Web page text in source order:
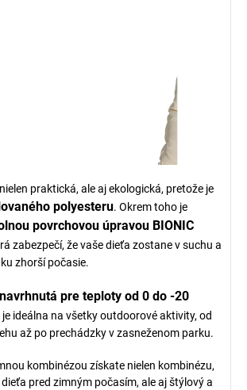
praktická, ale aj ekologická, pretože je
polyesteru. Okrem toho je
povrchovou úpravou BIONIC
zabezpečí, že vaše dieťa zostane v suchu a
zhorší počasie.
navrhnutá pre teploty od 0 do -20
je ideálna na všetky outdoorové aktivity, od
až po prechádzky v zasneženom parku.
kombinézou získate nielen kombinézu,
pred zimným počasím, ale aj štýlový a